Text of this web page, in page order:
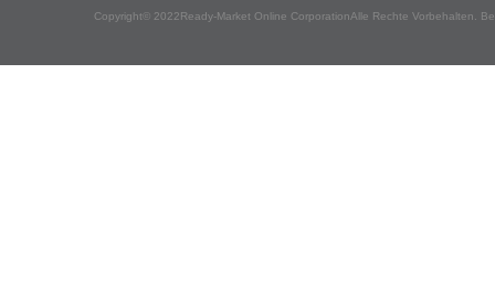
Copyright© 2022Ready-Market Online CorporationAlle Rechte Vorbehalten.